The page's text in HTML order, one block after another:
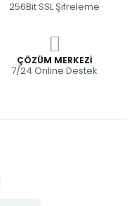
256Bit SSL Şifreleme
ÇÖZÜM MERKEZI
7/24 Online Destek